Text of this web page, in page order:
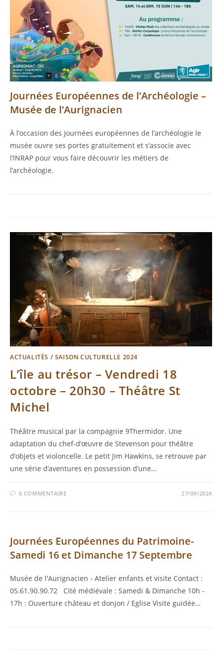
Journées Européennes de l’Archéologie –
Musée de l’Aurignacien
À l’occasion des Journées européennes de l’archéologie le
musée ouvre ses portes gratuitement et s’associe avec
l’INRAP pour vous faire découvrir les métiers de
l’archéologie.
ACTUALITÉS / SAISON CULTURELLE 2024
L’île au trésor – Vendredi 18
octobre – 20h30 – Théâtre St
Michel
Théâtre musical par la compagnie 9Thermidor. Une
adaptation du chef-d’œuvre de Stevenson pour théâtre
d’objets et violoncelle. Le petit Jim Hawkins, se retrouve par
une série d’aventures en possession d’une…
0 COMMENTAIRE 27/09/2024
Journées Européennes du Patrimoine-
Samedi 16 et Dimanche 17 Septembre
Musée de l'Aurignacien - Atelier enfants et visite Contact :
05.61.90.90.72 Cité médiévale : Samedi & Dimanche 10h -
17h : Ouverture château et donjon / Eglise Visite guidée…